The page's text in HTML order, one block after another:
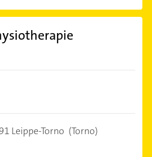
Leippe-Torno (Torno)